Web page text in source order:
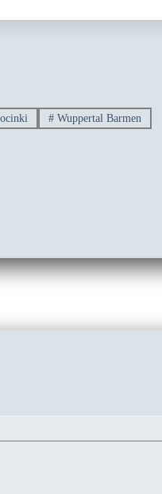
#Wuppertal Barmen